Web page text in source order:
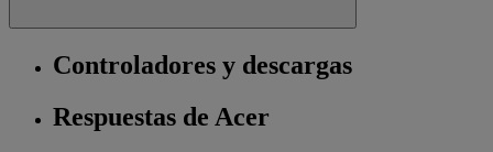
Controladores y descargas
Respuestas de Acer